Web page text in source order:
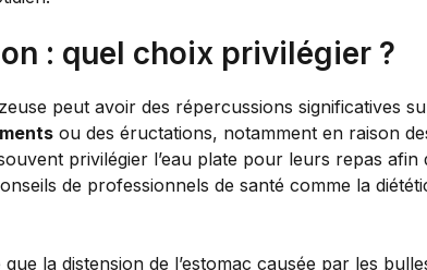
: quel choix privilégier ?
peut avoir des répercussions significatives
ou des éructations, notamment en raison
privilégier l’eau plate pour leurs repas
de professionnels de santé comme la
la distension de l’estomac causée par les